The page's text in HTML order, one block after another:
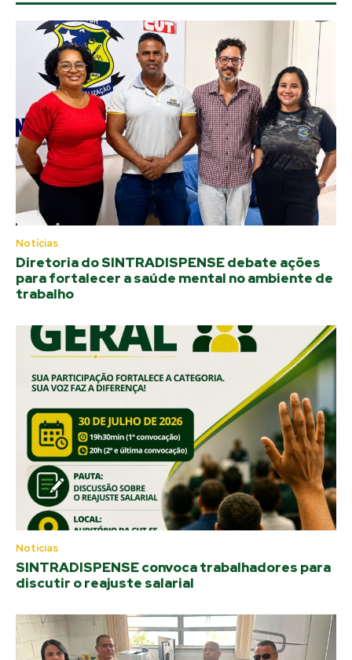
Notícias
Diretoria do SINTRADISPENSE debate ações
para fortalecer a saúde mental no ambiente de
trabalho
Notícias
SINTRADISPENSE convoca trabalhadores para
discutir o reajuste salarial